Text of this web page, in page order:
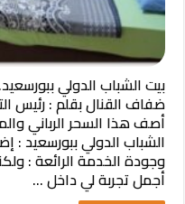
بيت الشباب الدولي
ضفاف القنال ​بقلم : رئيس
أصف هذا السحر الرباني
الشباب الدولي ببورسعيد :
وجودة الخدمة الرائعة :
أجمل تجربة لي داخل …